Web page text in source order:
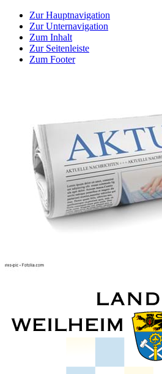
Zur Hauptnavigation
Zur Unternavigation
Zum Inhalt
Zur Seitenleiste
Zum Footer